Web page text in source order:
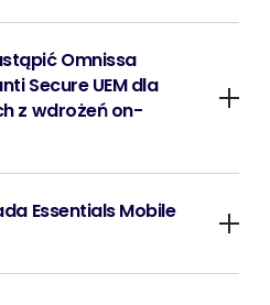
Omnissa
Secure UEM dla
z wdrożeń on-
Essentials Mobile